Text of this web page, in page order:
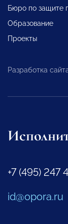
Бюро по защите
Образование
Проекты
Разработка
+7 (495) 247
id@opora.ru